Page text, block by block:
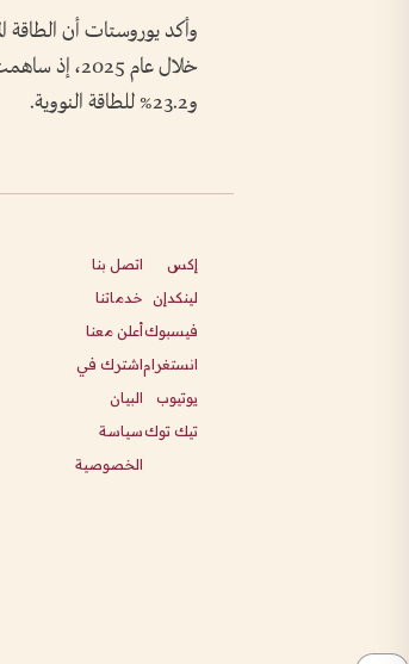
وأكد يوروستات أن الطاقة
و23.2% للطاقة النووية.
إكس
لينكدإن
فيسبوك
انستغرام
يوتيوب
تيك توك
اتصل بنا
خدماتنا
أعلن معنا
اشترك في
البيان
سياسة
الخصوصية